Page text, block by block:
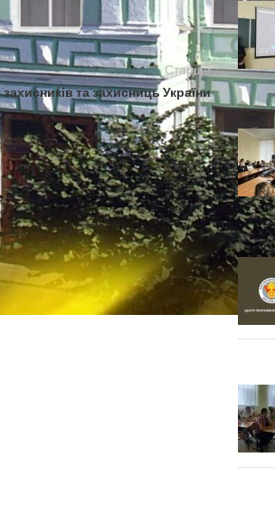
Старше
та захисниць України